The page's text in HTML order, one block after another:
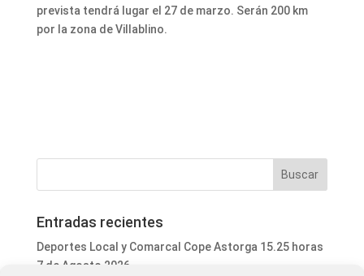
prevista tendrá lugar el 27 de marzo. Serán 200 km
por la zona de Villablino.
Entradas recientes
Deportes Local y Comarcal Cope Astorga 15.25 horas
7 de Agosto 2026